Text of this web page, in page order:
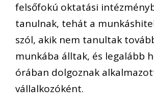
felsőfokú oktatási
tanulnak, tehát a
szól, akik nem tanultak
munkába álltak, és legalább
órában dolgoznak
vállalkozóként.